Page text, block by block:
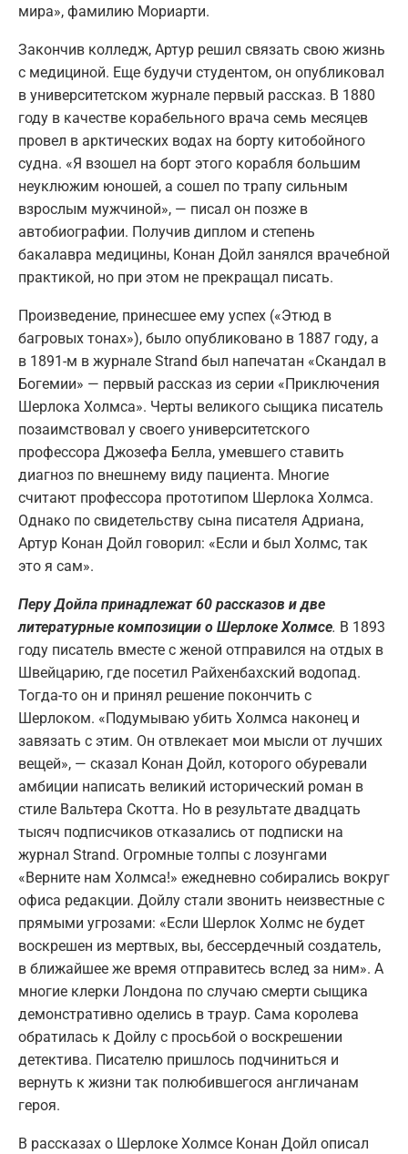
мира», фамилию Мориарти.
Закончив колледж, Артур решил связать свою жизнь
с медициной. Еще будучи студентом, он опубликовал
в университетском журнале первый рассказ. В 1880
году в качестве корабельного врача семь месяцев
провел в арктических водах на борту китобойного
судна. «Я взошел на борт этого корабля большим
неуклюжим юношей, а сошел по трапу сильным
взрослым мужчиной», — писал он позже в
автобиографии. Получив диплом и степень
бакалавра медицины, Конан Дойл занялся врачебной
практикой, но при этом не прекращал писать.
Произведение, принесшее ему успех («Этюд в
багровых тонах»), было опубликовано в 1887 году, а
в 1891-м в журнале Strand был напечатан «Скандал в
Богемии» — первый рассказ из серии «Приключения
Шерлока Холмса». Черты великого сыщика писатель
позаимствовал у своего университетского
профессора Джозефа Белла, умевшего ставить
диагноз по внешнему виду пациента. Многие
считают профессора прототипом Шерлока Холмса.
Однако по свидетельству сына писателя Адриана,
Артур Конан Дойл говорил: «Если и был Холмс, так
это я сам».
Перу Дойла принадлежат 60 рассказов и две
литературные композиции о Шерлоке Холмсе. В 1893
году писатель вместе с женой отправился на отдых в
Швейцарию, где посетил Райхенбахский водопад.
Тогда-то он и принял решение покончить с
Шерлоком. «Подумываю убить Холмса наконец и
завязать с этим. Он отвлекает мои мысли от лучших
вещей», — сказал Конан Дойл, которого обуревали
амбиции написать великий исторический роман в
стиле Вальтера Скотта. Но в результате двадцать
тысяч подписчиков отказались от подписки на
журнал Strand. Огромные толпы с лозунгами
«Верните нам Холмса!» ежедневно собирались вокруг
офиса редакции. Дойлу стали звонить неизвестные с
прямыми угрозами: «Если Шерлок Холмс не будет
воскрешен из мертвых, вы, бессердечный создатель,
в ближайшее же время отправитесь вслед за ним». А
многие клерки Лондона по случаю смерти сыщика
демонстративно оделись в траур. Сама королева
обратилась к Дойлу с просьбой о воскрешении
детектива. Писателю пришлось подчиниться и
вернуть к жизни так полюбившегося англичанам
героя.
В рассказах о Шерлоке Холмсе Конан Дойл описал